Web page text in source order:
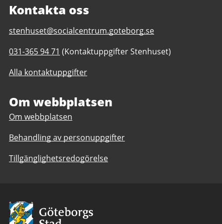
Kontakta oss
E-
till
Stenhuset
ungdomsverksamhet
stenhuset@socialcentrum.goteborg.se
Telefonnummer
Stenhuset
031-365 94 71 (Kontaktuppgifter Stenhuset)
Alla kontaktuppgifter
Om webbplatsen
Om webbplatsen
Behandling av personuppgifter
Tillgänglighetsredogörelse
Avsändare:
Göteborgs